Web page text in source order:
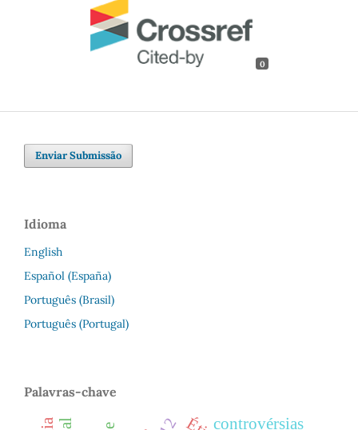
0
Enviar Submissão
Idioma
English
Español (España)
Português (Brasil)
Português (Portugal)
Palavras-chave
controvérsias